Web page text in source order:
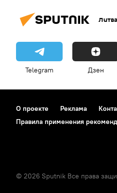
Telegram Дзен
О проекте Реклама
Правила применения
© 2026 Sputnik Все права